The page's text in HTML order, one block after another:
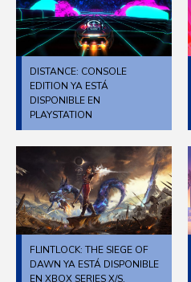
DISTANCE: CONSOLE
EDITION YA ESTÁ
DISPONIBLE EN
PLAYSTATION
FLINTLOCK: THE SIEGE OF
DAWN YA ESTÁ DISPONIBLE
EN XBOX SERIES X/S,